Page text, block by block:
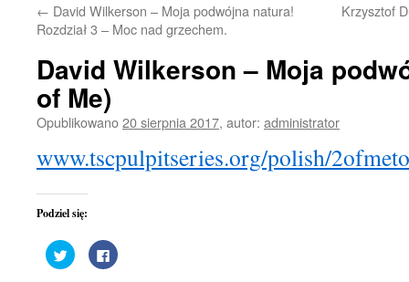
treści
← David Wilkerson – Moja podwójna natura!
Rozdział 3 – Moc nad grzechem.
Krzysztof
David Wilkerson – Moja
of Me)
Opublikowano20 sierpnia 2017, autor: administrator
www.tscpulpitseries.org/polish/
Podziel się:
Udostępnij
na
Twitterze(Otwiera
Kliknij,
aby